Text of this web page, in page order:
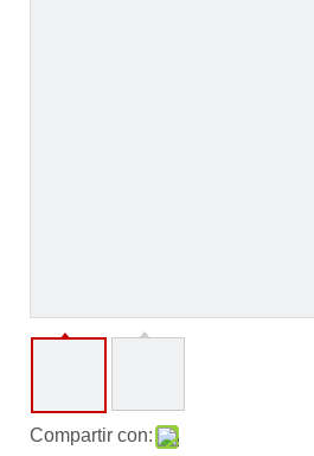
Compartir con: